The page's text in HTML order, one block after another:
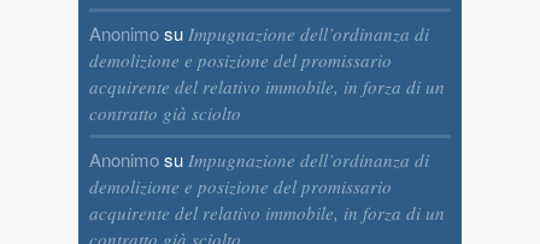
Anonimosu Impugnazione dell’ordinanza di
demolizione e posizione del promissario
acquirente del relativo immobile, in forza di un
contratto già sciolto
Anonimosu Impugnazione dell’ordinanza di
demolizione e posizione del promissario
acquirente del relativo immobile, in forza di un
contratto già sciolto